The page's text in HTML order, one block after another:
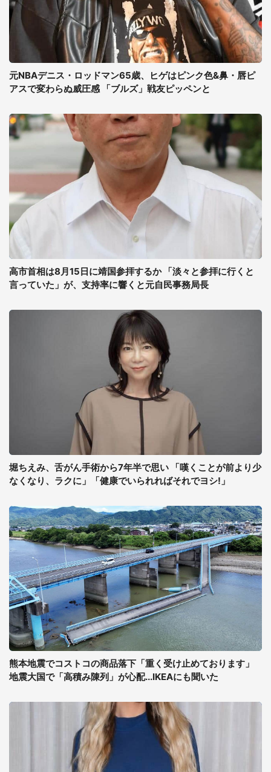
元NBAデニス・ロッドマン65歳、ヒゲはピンク色&鼻・唇ピ
アスで変わらぬ威圧感 「ブルズ」戦友ピッペンと
高市首相は8月15日に靖国参拝するか 「淡々と参拝に行くと
言っていた」が、支持率に響くと元自民事務局長
堀ちえみ、舌がん手術から7年半で思い 「嘆くことが前より少
なくなり、ラクに」「健康でいられればそれでヨシ!」
熊本地震でコストコの商品落下「重く受け止めております」
地震大国で「高積み陳列」が心配...IKEAにも聞いた